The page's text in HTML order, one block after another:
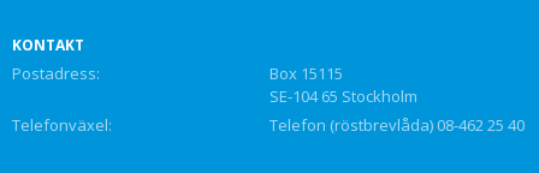
KONTAKT
Postadress:
Box 15115
SE-104 65 Stockholm
Telefonväxel:
Telefon (röstbrevlåda) 08-462 25 40